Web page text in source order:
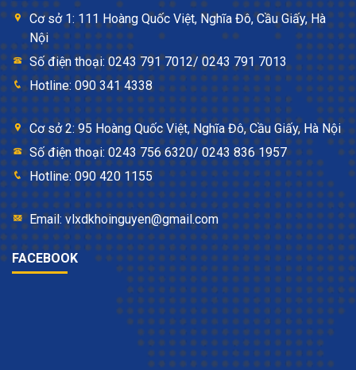
Cơ sở 1: 111 Hoàng Quốc Việt, Nghĩa Đô, Cầu Giấy, Hà
Nội
Số điện thoại: 0243 791 7012/ 0243 791 7013
Hotline: 090 341 4338
Cơ sở 2: 95 Hoàng Quốc Việt, Nghĩa Đô, Cầu Giấy, Hà Nội
Số điện thoại: 0243 756 6320/ 0243 836 1957
Hotline: 090 420 1155
Email: vlxdkhoinguyen@gmail.com
FACEBOOK